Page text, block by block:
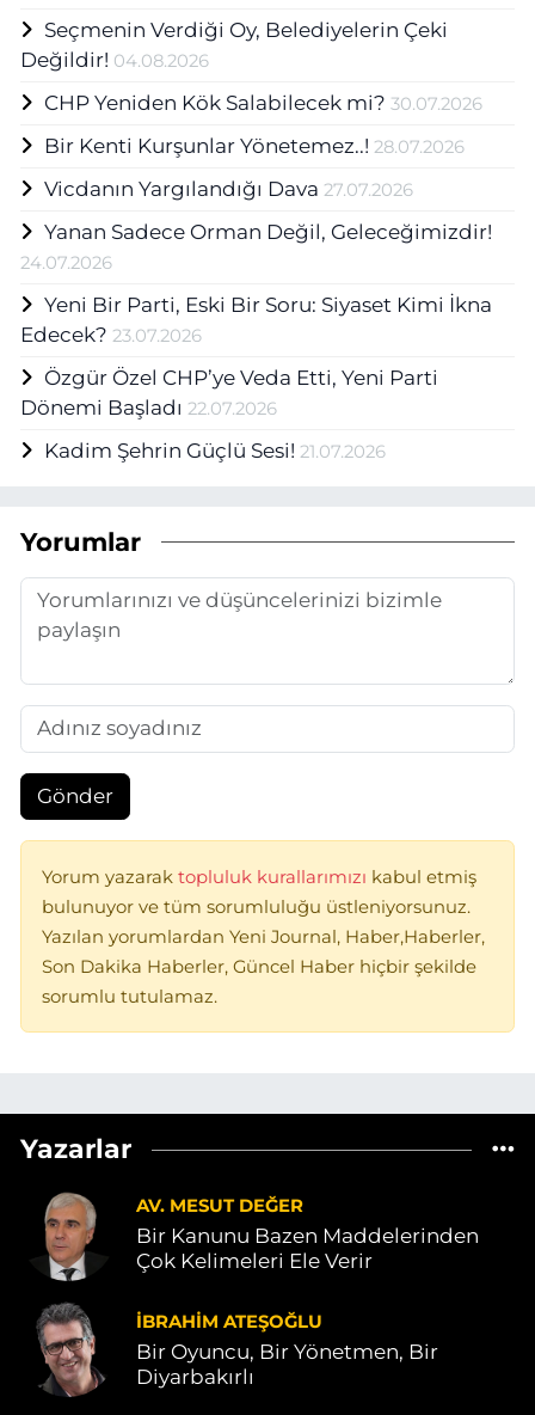
Seçmenin Verdiği Oy, Belediyelerin Çeki
Değildir! 04.08.2026
CHP Yeniden Kök Salabilecek mi? 30.07.2026
Bir Kenti Kurşunlar Yönetemez..! 28.07.2026
Vicdanın Yargılandığı Dava 27.07.2026
Yanan Sadece Orman Değil, Geleceğimizdir!
24.07.2026
Yeni Bir Parti, Eski Bir Soru: Siyaset Kimi İkna
Edecek? 23.07.2026
Özgür Özel CHP’ye Veda Etti, Yeni Parti
Dönemi Başladı 22.07.2026
Kadim Şehrin Güçlü Sesi! 21.07.2026
Yorumlar
Gönder
Yorum yazarak topluluk kurallarımızı kabul etmiş
bulunuyor ve tüm sorumluluğu üstleniyorsunuz.
Yazılan yorumlardan Yeni Journal, Haber,Haberler,
Son Dakika Haberler, Güncel Haber hiçbir şekilde
sorumlu tutulamaz.
Yazarlar
AV. MESUT DEĞER
Bir Kanunu Bazen Maddelerinden
Çok Kelimeleri Ele Verir
İBRAHIM ATEŞOĞLU
Bir Oyuncu, Bir Yönetmen, Bir
Diyarbakırlı